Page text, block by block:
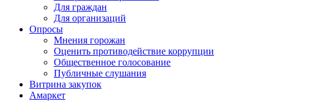
Для граждан
Для организаций
Опросы
Мнения горожан
Оценить противодействие коррупции
Общественное голосование
Публичные слушания
Витрина закупок
Амаркет